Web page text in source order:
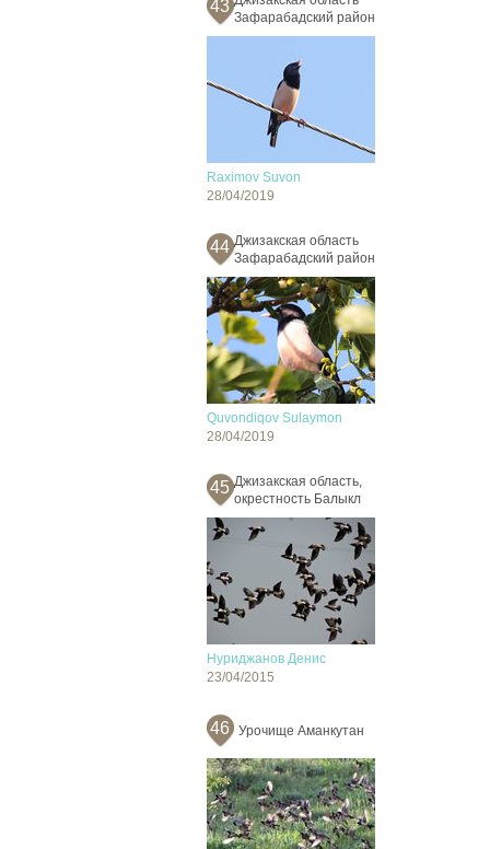
43
Зафарабадский район
Raximov Suvon
28/04/2019
44 Джизакская область
Зафарабадский район
Quvondiqov Sulaymon
28/04/2019
45 Джизакская область,
окрестность Балыкл
Нуриджанов Денис
23/04/2015
46 Урочище Аманкутан